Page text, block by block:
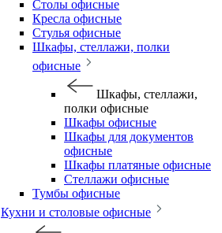
Столы офисные
Кресла офисные
Стулья офисные
Шкафы, стеллажи, полки
офисные
Шкафы, стеллажи,
полки офисные
Шкафы офисные
Шкафы для документов
офисные
Шкафы платяные офисные
Стеллажи офисные
Тумбы офисные
Кухни и столовые офисные